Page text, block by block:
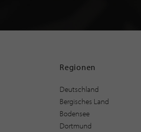
Regionen
Deutschland
Bergisches Land
Bodensee
Dortmund